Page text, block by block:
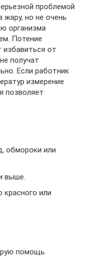
проблемой
но не очень
организма
Потение
избавиться от
получат
Если работник
измерение
позволяет
обмороки или
выше.
красного или
помощь.